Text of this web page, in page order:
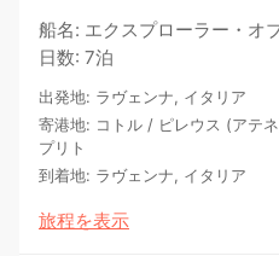
船名: エクスプローラー・オ
日数: 7泊
出発地: ラヴェンナ, イタリア
寄港地: コトル / ピレウス (アテ
プリト
到着地: ラヴェンナ, イタリア
旅程を表示